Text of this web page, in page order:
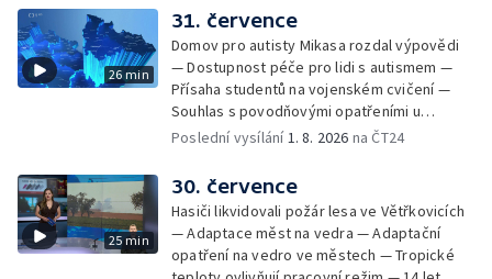
Protipovodňová opatření v Troubkách —
Zájem o bydlení na vysokoškolskýc kolejích
— Vrcholí sklizeň levandulí
26 min
31. července
Domov pro autisty Mikasa rozdal výpovědi
— Dostupnost péče pro lidi s autismem —
Přísaha studentů na vojenském cvičení —
Souhlas s povodňovými opatřeními u
Troubek — Opravy Rudné omezí dopravu —
počasí na následující dny — Vedra táhnou na
chladnější místa — Hasiči lokalizovali požár
lesa na Opavsku — Požáry zemědělské
techniky na Olomoucku — Dva roky od
požáru škol v Českém Těšíně — Výstava
Poslední vysílání1. 8. 2026 na ČT24
25 min
30. července
Hasiči likvidovali požár lesa ve Větřkovicích
— Adaptace měst na vedra — Adaptační
opatření na vedro ve městech — Tropické